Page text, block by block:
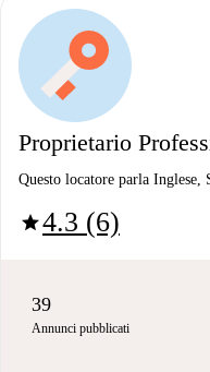
Proprietario
Questo locatore parla Inglese,
star4.3 (6)
39
Annunci pubblicati